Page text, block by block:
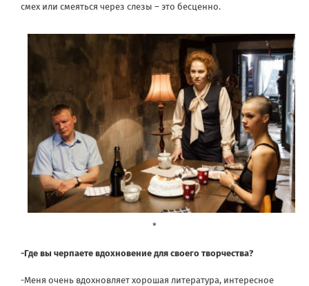
смех или смеяться через слезы – это бесценно.
*
-Где вы черпаете вдохновение для своего творчества?
-Меня очень вдохновляет хорошая литература, интересное